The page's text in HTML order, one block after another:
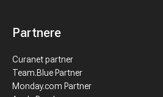
Partnere
Curanet partner
Team.Blue Partner
Monday.com Partner